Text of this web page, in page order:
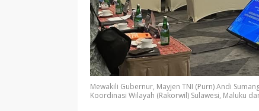
Mewakili Gubernur, Mayjen TNI (Purn) Andi
Koordinasi Wilayah (Rakorwil) Sulawesi, Maluku